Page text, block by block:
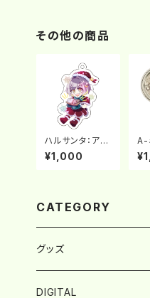
その他の商品
ハルサンタ：アク
リルキーホルダ
ー
¥1,000
A-
チ
CATEGORY
グッズ
アクリルキーホルダー
DIGITAL